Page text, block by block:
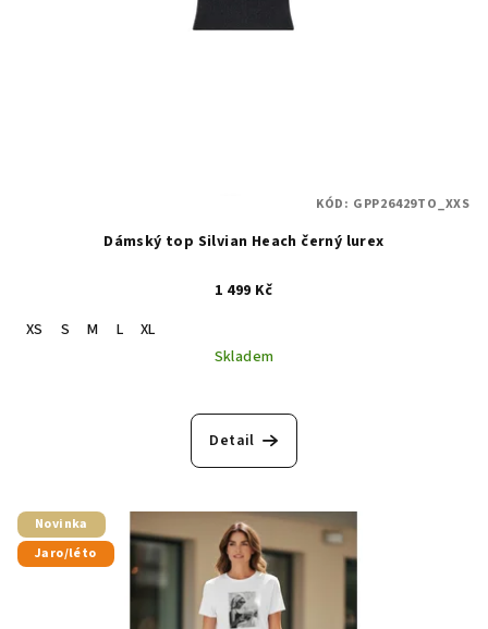
Dámský top Silvian Heach černý lurex
1 499 Kč
XS
S M L
XL
Skladem
Detail
KÓD: GPP26429TO_XXS
Novinka
Jaro/léto